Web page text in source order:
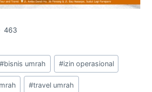
463
#bisnis umrah #izin operasional
#travel umrah